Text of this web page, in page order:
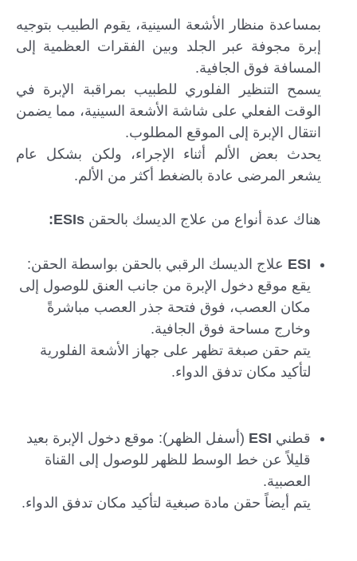
بمساعدة منظار الأشعة السينية، يقوم الطبيب بتوجيه
إبرة مجوفة عبر الجلد وبين الفقرات العظمية إلى
المسافة فوق الجافية.
يسمح التنظير الفلوري للطبيب بمراقبة الإبرة في
الوقت الفعلي على شاشة الأشعة السينية، مما يضمن
انتقال الإبرة إلى الموقع المطلوب.
يحدث بعض الألم أثناء الإجراء، ولكن بشكل عام
يشعر المرضى عادة بالضغط أكثر من الألم.
هناك عدة أنواع من علاج الديسك بالحقن ESIs:
ESI علاج الديسك الرقبي بالحقن بواسطة الحقن:
يقع موقع دخول الإبرة من جانب العنق للوصول إلى
مكان العصب، فوق فتحة جذر العصب مباشرةً
وخارج مساحة فوق الجافية.
يتم حقن صبغة تظهر على جهاز الأشعة الفلورية
لتأكيد مكان تدفق الدواء.
قطني ESI (أسفل الظهر): موقع دخول الإبرة بعيد
قليلاً عن خط الوسط للظهر للوصول إلى القناة
العصبية.
يتم أيضاً حقن مادة صبغية لتأكيد مكان تدفق الدواء.